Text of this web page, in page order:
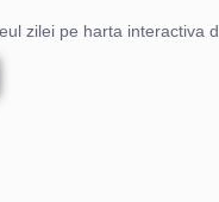
zilei pe harta interactiva